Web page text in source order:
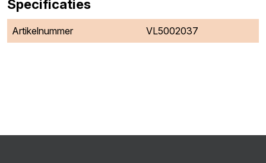
Specificaties
Artikelnummer VL5002037